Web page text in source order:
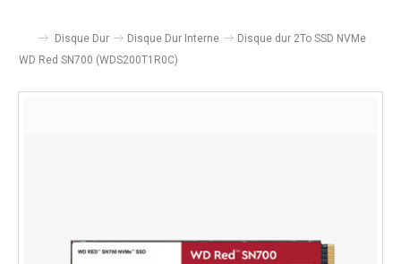
Disque Dur Disque Dur Interne
Disque dur 2To SSD NVMe
WD Red SN700 (WDS200T1R0C)